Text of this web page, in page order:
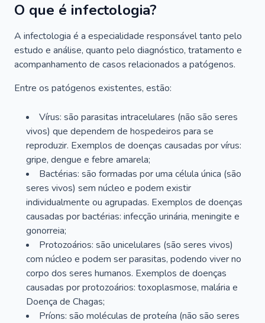
O que é infectologia?
A infectologia é a especialidade responsável tanto pelo
estudo e análise, quanto pelo diagnóstico, tratamento e
acompanhamento de casos relacionados a patógenos.
Entre os patógenos existentes, estão:
Vírus: são parasitas intracelulares (não são seres
vivos) que dependem de hospedeiros para se
reproduzir. Exemplos de doenças causadas por vírus:
gripe, dengue e febre amarela;
Bactérias: são formadas por uma célula única (são
seres vivos) sem núcleo e podem existir
individualmente ou agrupadas. Exemplos de doenças
causadas por bactérias: infecção urinária, meningite e
gonorreia;
Protozoários: são unicelulares (são seres vivos)
com núcleo e podem ser parasitas, podendo viver no
corpo dos seres humanos. Exemplos de doenças
causadas por protozoários: toxoplasmose, malária e
Doença de Chagas;
Príons: são moléculas de proteína (não são seres